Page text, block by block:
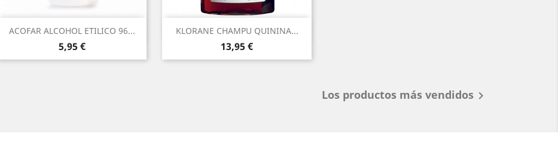
ACOFAR ALCOHOL ETILICO 96...
Precio
5,95 €
 Vista rápida KLORANE CHAMPU QUININA...
Precio
13,95 €
 Vista rápida
Los productos más vendidos 